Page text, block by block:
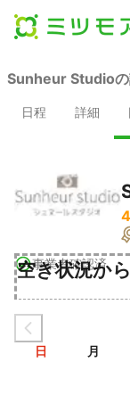
Sunheur Studioの
日程 詳細
事業者確認済
空き状況か
日 月